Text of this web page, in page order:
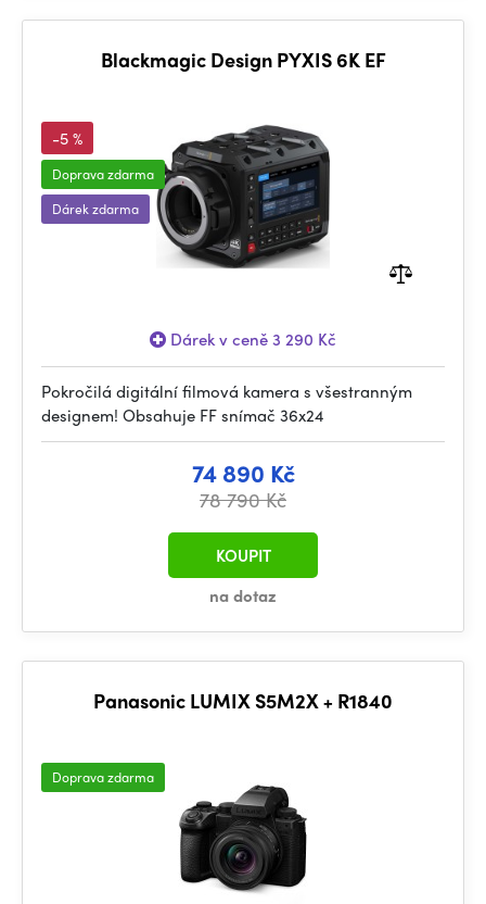
Blackmagic Design PYXIS 6K EF
-5 %
Doprava zdarma
Dárek zdarma
Dárek v ceně 3 290 Kč
Pokročilá digitální filmová kamera s všestranným
designem! Obsahuje FF snímač 36x24
74 890 Kč
78 790 Kč
na dotaz
KOUPIT
Panasonic LUMIX S5M2X + R1840
Doprava zdarma